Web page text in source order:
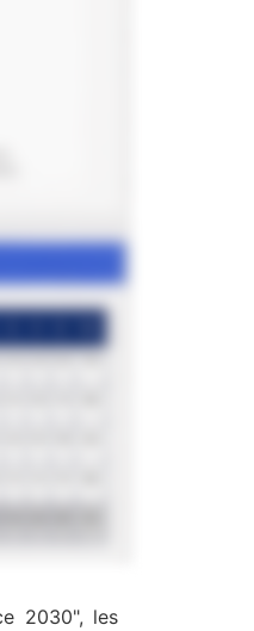
2030", les